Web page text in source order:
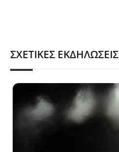
ΣΧΕΤΙΚΈΣ ΕΚΔΗΛΏΣΕΙΣ